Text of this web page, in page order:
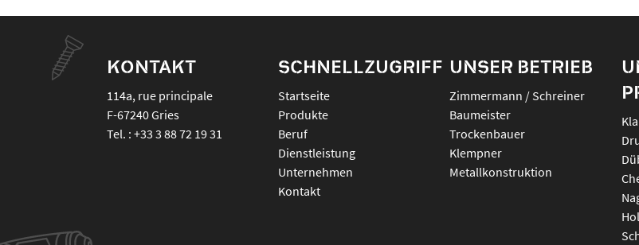
KONTAKT
114a, rue principale
F-67240Gries
Tel. :+33 3 88 72 19 31
SCHNELLZUGRIFF
Startseite
Produkte
Beruf
Dienstleistung
Unternehmen
Kontakt
UNSER BETRIEB
Zimmermann / Schreiner
Baumeister
Trockenbauer
Klempner
Metallkonstruktion